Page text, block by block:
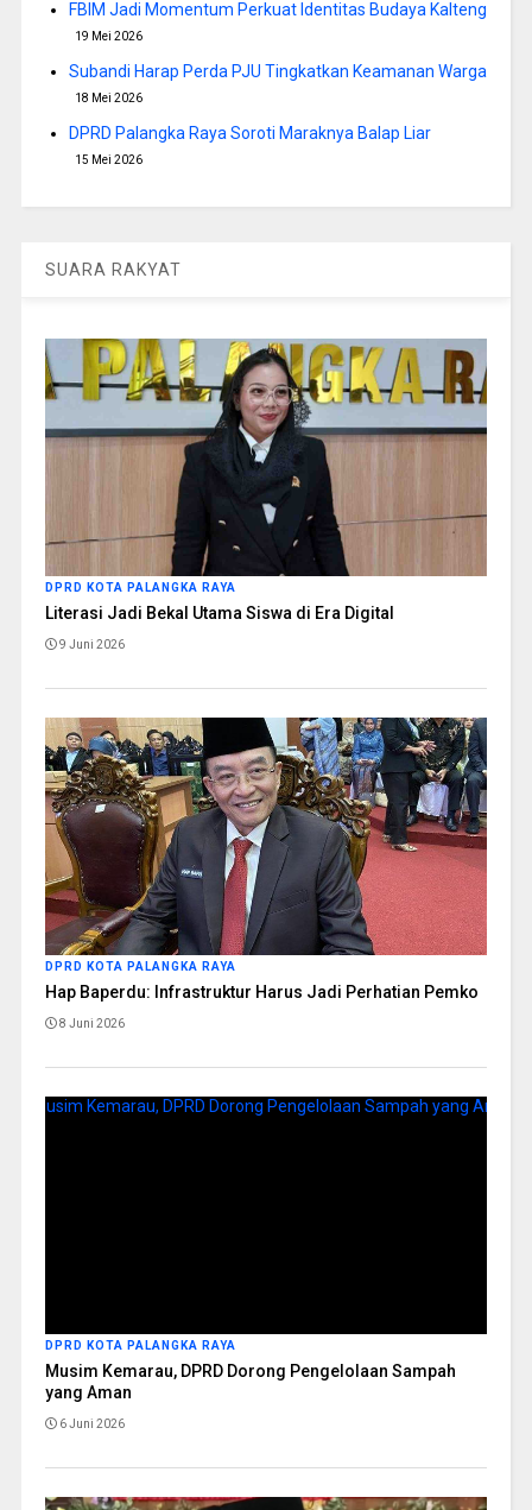
FBIM Jadi Momentum Perkuat Identitas Budaya Kalteng
19 Mei 2026
Subandi Harap Perda PJU Tingkatkan Keamanan Warga
18 Mei 2026
DPRD Palangka Raya Soroti Maraknya Balap Liar
15 Mei 2026
SUARA RAKYAT
DPRD KOTA PALANGKA RAYA
Literasi Jadi Bekal Utama Siswa di Era Digital
9 Juni 2026
DPRD KOTA PALANGKA RAYA
Hap Baperdu: Infrastruktur Harus Jadi Perhatian Pemko
8 Juni 2026
DPRD KOTA PALANGKA RAYA
Musim Kemarau, DPRD Dorong Pengelolaan Sampah
yang Aman
6 Juni 2026